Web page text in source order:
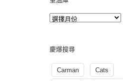
慶爆搜尋
Carman Cats